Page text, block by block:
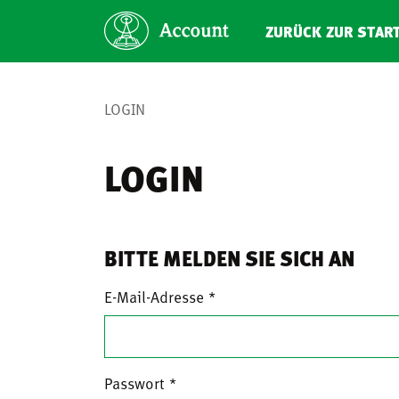
ZURÜCK ZUR
LOGIN
LOGIN
BITTE MELDEN SIE SICH AN
E-Mail-Adresse
Passwort